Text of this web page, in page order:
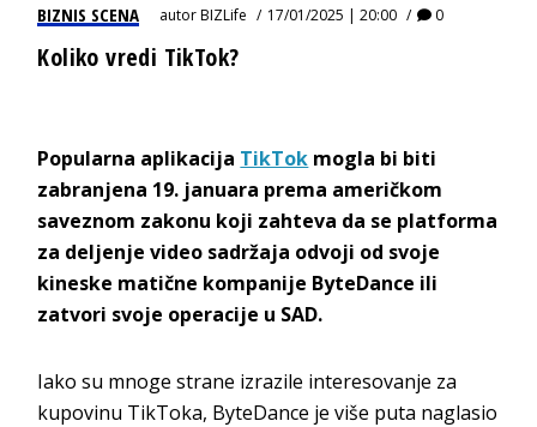
BIZNIS SCENA autorBIZLife 17/01/2025 | 20:00 0
Koliko vredi TikTok?
Popularna aplikacija TikTok mogla bi biti
zabranjena 19. januara prema američkom
saveznom zakonu koji zahteva da se platforma
za deljenje video sadržaja odvoji od svoje
kineske matične kompanije ByteDance ili
zatvori svoje operacije u SAD.
Iako su mnoge strane izrazile interesovanje za
kupovinu TikToka, ByteDance je više puta naglasio